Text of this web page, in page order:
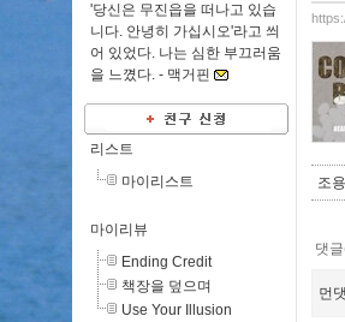
'당신은 무진읍을 떠나고 있습
니다. 안녕히 가십시오'라고 씌
어 있었다. 나는 심한 부끄러움
을 느꼈다. - 맥거핀
리스트
마이리스트
마이리뷰
Ending Credit
책장을 덮으며
Use Your Illusion
조
댓
먼